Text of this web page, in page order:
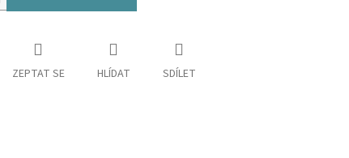
ZEPTAT SE HLÍDAT SDÍLET